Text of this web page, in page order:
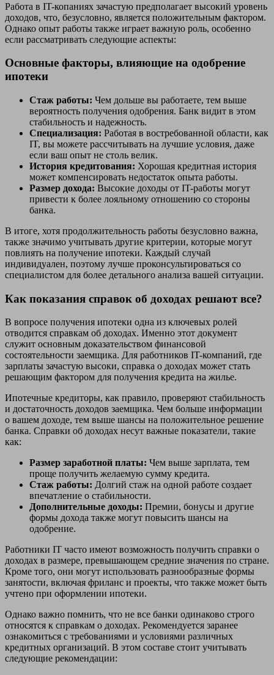
Работа в IT-копаниях зачастую предполагает высокий уровень
доходов, что, безусловно, является положительным фактором.
Однако опыт работы также играет важную роль, особенно
если рассматривать следующие аспекты:
Основные факторы, влияющие на одобрение
ипотеки
Стаж работы: Чем дольше вы работаете, тем выше
вероятность получения одобрения. Банк видит в этом
стабильность и надежность.
Специализация: Работая в востребованной области, как
IT, вы можете рассчитывать на лучшие условия, даже
если ваш опыт не столь велик.
История кредитования: Хорошая кредитная история
может компенсировать недостаток опыта работы.
Размер дохода: Высокие доходы от IT-работы могут
привести к более лояльному отношению со стороны
банка.
В итоге, хотя продолжительность работы безусловно важна,
также значимо учитывать другие критерии, которые могут
повлиять на получение ипотеки. Каждый случай
индивидуален, поэтому лучше проконсультироваться со
специалистом для более детального анализа вашей ситуации.
Как показания справок об доходах решают все?
В вопросе получения ипотеки одна из ключевых ролей
отводится справкам об доходах. Именно этот документ
служит основным доказательством финансовой
состоятельности заемщика. Для работников IT-компаний, где
зарплаты зачастую высоки, справка о доходах может стать
решающим фактором для получения кредита на жилье.
Ипотечные кредиторы, как правило, проверяют стабильность
и достаточность доходов заемщика. Чем больше информации
о вашем доходе, тем выше шансы на положительное решение
банка. Справки об доходах несут важные показатели, такие
как:
Размер заработной платы: Чем выше зарплата, тем
проще получить желаемую сумму кредита.
Стаж работы: Долгий стаж на одной работе создает
впечатление о стабильности.
Дополнительные доходы: Премии, бонусы и другие
формы дохода также могут повысить шансы на
одобрение.
Работники IT часто имеют возможность получить справки о
доходах в размере, превышающем средние значения по стране.
Кроме того, они могут использовать разнообразные формы
занятости, включая фриланс и проекты, что также может быть
учтено при оформлении ипотеки.
Однако важно помнить, что не все банки одинаково строго
относятся к справкам о доходах. Рекомендуется заранее
ознакомиться с требованиями и условиями различных
кредитных организаций. В этом составе стоит учитывать
следующие рекомендации: